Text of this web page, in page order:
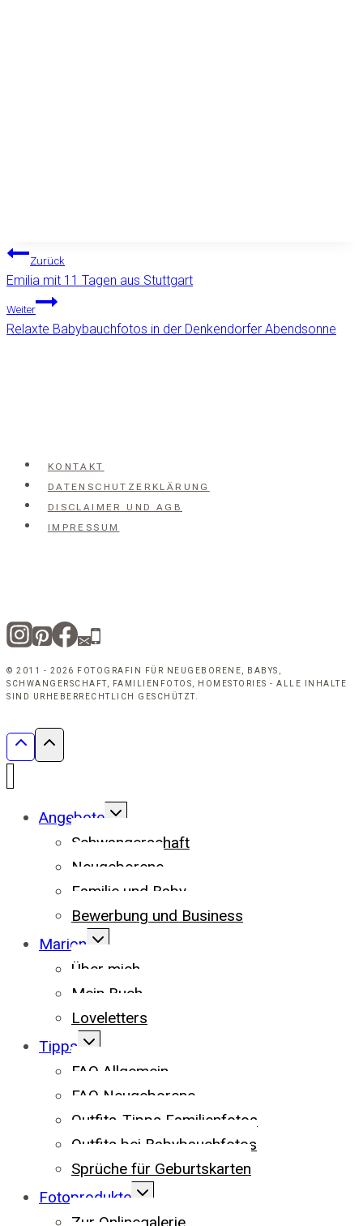
Beitragsnavigation
Zurück
Emilia mit 11 Tagen aus Stuttgart
Weiter
Relaxte Babybauchfotos in der Denkendorfer Abendsonne
KONTAKT
DATENSCHUTZERKLÄRUNG
DISCLAIMER UND AGB
IMPRESSUM
© 2011 - 2026 FOTOGRAFIN FÜR NEUGEBORENE, BABYS,
SCHWANGERSCHAFT, FAMILIENFOTOS, HOMESTORIES - ALLE INHALTE
SIND URHEBERRECHTLICH GESCHÜTZT.
Angebote UNTERMENÜ
UMSCHALTEN
Schwangerschaft
Neugeborene
Familie und Baby
Bewerbung und Business
Marion UNTERMENÜ
UMSCHALTEN
Über mich
Mein Buch
Loveletters
Tipps UNTERMENÜ
UMSCHALTEN
FAQ Allgemein
FAQ Neugeborene
Outfits-Tipps Familienfotos
Outfits bei Babybauchfotos
Sprüche für Geburtskarten
Fotoprodukte UNTERMENÜ
UMSCHALTEN